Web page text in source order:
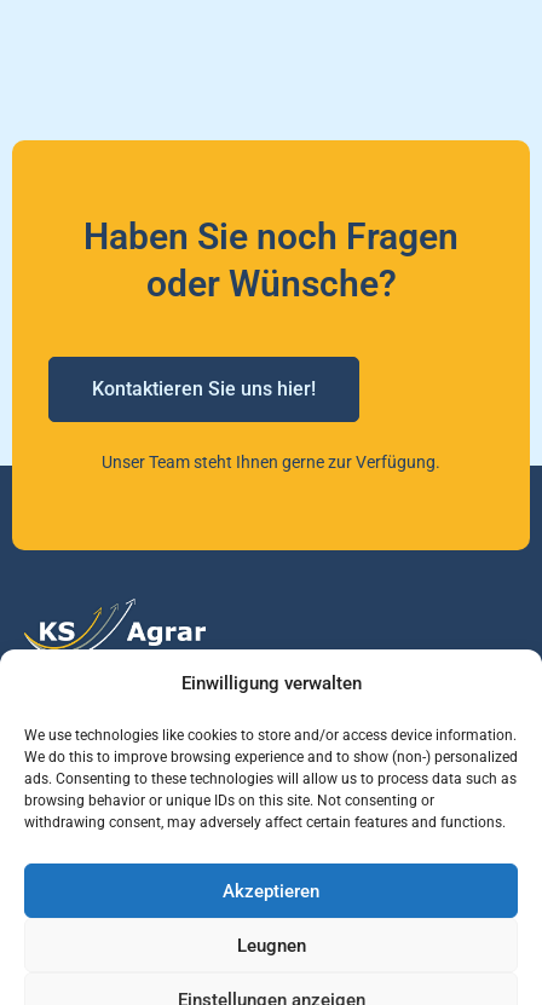
Einwilligung verwalten
We use technologies like cookies to store and/or access device information.
We do this to improve browsing experience and to show (non-) personalized
ads. Consenting to these technologies will allow us to process data such as
browsing behavior or unique IDs on this site. Not consenting or
withdrawing consent, may adversely affect certain features and functions.
Akzeptieren
Leugnen
Einstellungen anzeigen
Haben Sie noch Fragen
oder Wünsche?
Kontaktieren Sie uns hier!
Unser Team steht Ihnen gerne zur Verfügung.
Vertrauen Sie auf unsere Expertise im Agrarmarkt.
Services Jobs
Business Development
Manager (m/w/d)
Informationen